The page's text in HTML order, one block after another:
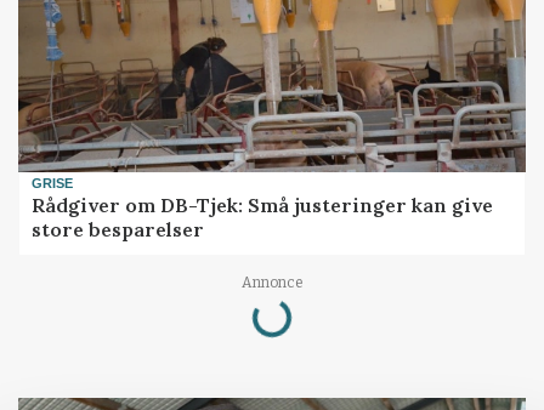
GRISE
Rådgiver om DB-Tjek: Små justeringer kan give
store besparelser
Annonce
Loading...